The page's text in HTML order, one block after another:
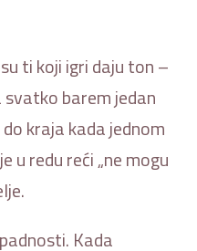
ti koji igri daju ton –
barem jedan
kraja kada jednom
u redu reći „ne mogu
Kada